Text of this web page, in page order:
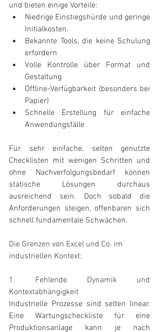
und bieten einige Vorteile:
Niedrige Einstiegshürde und geringe
Initialkosten.
Bekannte Tools, die keine Schulung
erfordern
Volle Kontrolle über Format und
Gestaltung
Offline-Verfügbarkeit (besonders bei
Papier)
Schnelle Erstellung für einfache
Anwendungsfälle
Für sehr einfache, selten genutzte
Checklisten mit wenigen Schritten und
ohne Nachverfolgungsbedarf können
statische Lösungen durchaus
ausreichend sein. Doch sobald die
Anforderungen steigen, offenbaren sich
schnell fundamentale Schwächen.
Die Grenzen von Excel und Co. im
industriellen Kontext:
1. Fehlende Dynamik und
Kontextabhängigkeit
Industrielle Prozesse sind selten linear.
Eine Wartungscheckliste für eine
Produktionsanlage kann je nach